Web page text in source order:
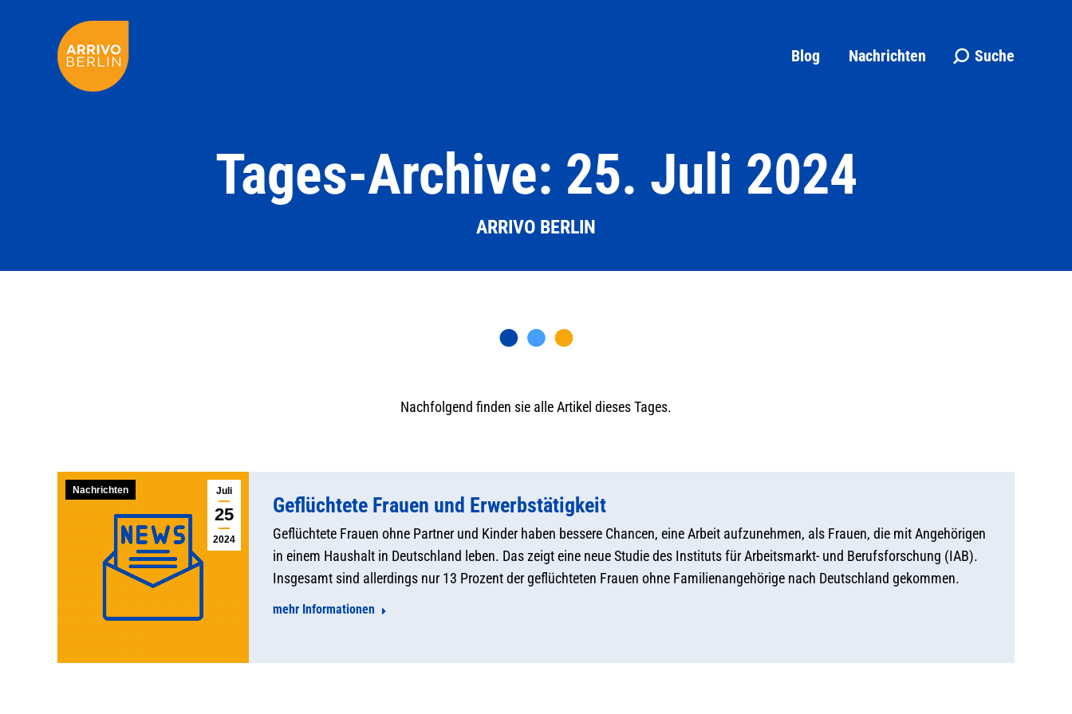
Blog Nachrichten Search:Suche
Tages-Archive: 25. Juli 2024
ARRIVO BERLIN
Nachfolgend finden sie alle Artikel dieses Tages.
Juli
25
2024
Nachrichten
Geflüchtete Frauen und Erwerbstätigkeit
Geflüchtete Frauen ohne Partner und Kinder haben bessere Chancen, eine Arbeit aufzunehmen, als Frauen, die mit Angehörigen
in einem Haushalt in Deutschland leben. Das zeigt eine neue Studie des Instituts für Arbeitsmarkt- und Berufsforschung (IAB).
Insgesamt sind allerdings nur 13 Prozent der geflüchteten Frauen ohne Familienangehörige nach Deutschland gekommen.
mehr Informationen